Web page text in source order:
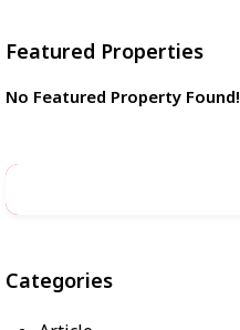
Featured Properties
No Featured Property Found!
Categories